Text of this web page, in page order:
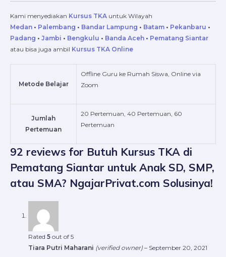
Kami menyediakan Kursus TKA untuk Wilayah
Medan • Palembang • Bandar Lampung • Batam • Pekanbaru •
Padang • Jambi • Bengkulu • Banda Aceh • Pematang Siantar
atau bisa juga ambil Kursus TKA Online
Metode Belajar
Offline Guru ke Rumah Siswa, Online via
Zoom
Jumlah
Pertemuan
20 Pertemuan, 40 Pertemuan, 60
Pertemuan
92 reviews for Butuh Kursus TKA di
Pematang Siantar untuk Anak SD, SMP,
atau SMA? NgajarPrivat.com Solusinya!
Rated 5 out of 5
Tiara Putri Maharani (verified owner) – September 20, 2021